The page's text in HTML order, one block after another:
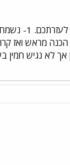
שלום לכולם/
מראש ואז